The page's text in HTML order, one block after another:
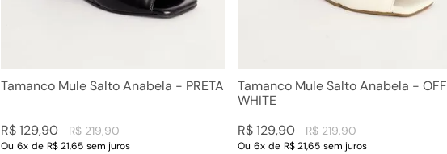
VERMELHO URUCUM
40
Tamanco Mule Salto Anabela - PRETA
R$ 219,90
R$129,90
Ou 6x de R$ 21,65 sem juros
Tamanco Mule Salto Anabela - OFF
WHITE
R$ 219,90
R$129,90
Ou 6x de R$ 21,65 sem juros